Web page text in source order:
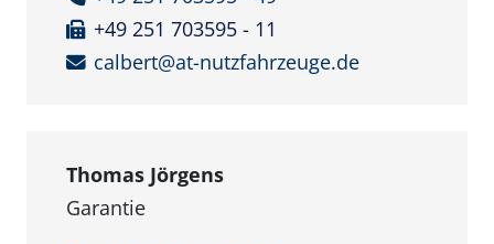
+49 251 703595 - 11
calbert@at-nutzfahrzeuge.de
Thomas Jörgens
Garantie